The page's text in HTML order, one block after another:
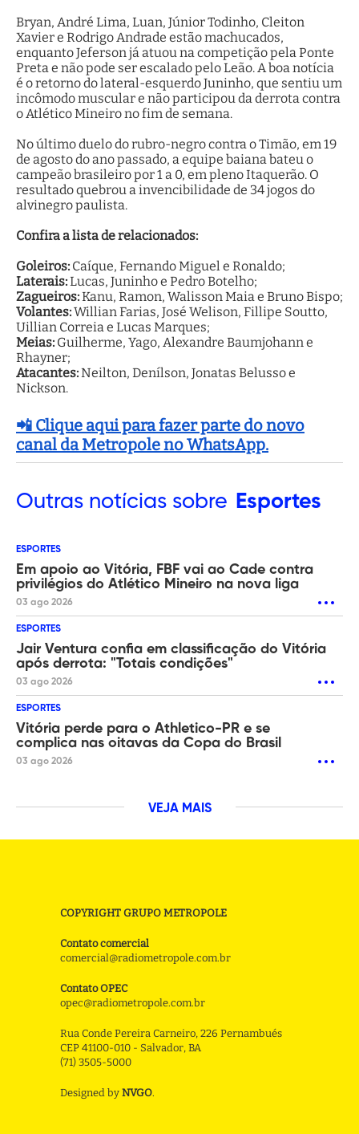
Bryan, André Lima, Luan, Júnior Todinho, Cleiton
Xavier e Rodrigo Andrade estão machucados,
enquanto Jeferson já atuou na competição pela Ponte
Preta e não pode ser escalado pelo Leão. A boa notícia
é o retorno do lateral-esquerdo Juninho, que sentiu um
incômodo muscular e não participou da derrota contra
o Atlético Mineiro no fim de semana.
No último duelo do rubro-negro contra o Timão, em 19
de agosto do ano passado, a equipe baiana bateu o
campeão brasileiro por 1 a 0, em pleno Itaquerão. O
resultado quebrou a invencibilidade de 34 jogos do
alvinegro paulista.
Confira a lista de relacionados:
Goleiros: Caíque, Fernando Miguel e Ronaldo;
Laterais:Lucas, Juninho e Pedro Botelho;
Zagueiros:Kanu, Ramon, Walisson Maia e Bruno Bispo;
Volantes:Willian Farias, José Welison, Fillipe Soutto,
Uillian Correia e Lucas Marques;
Meias: Guilherme, Yago, Alexandre Baumjohann e
Rhayner;
Atacantes:Neilton, Denílson, Jonatas Belusso e
Nickson.
📲 Clique aqui para fazer parte do novo
canal da Metropole no WhatsApp.
Outras notícias sobre Esportes
ESPORTES
Em apoio ao Vitória, FBF vai ao Cade contra
privilégios do Atlético Mineiro na nova liga
03 ago 2026
ESPORTES
Jair Ventura confia em classificação do Vitória
após derrota: "Totais condições"
03 ago 2026
ESPORTES
Vitória perde para o Athletico-PR e se
complica nas oitavas da Copa do Brasil
03 ago 2026
VEJA MAIS
COPYRIGHT GRUPO METROPOLE
Contato comercial
comercial@radiometropole.com.br
Contato OPEC
opec@radiometropole.com.br
Rua Conde Pereira Carneiro, 226 Pernambués
CEP 41100-010 - Salvador, BA
(71) 3505-5000
Designed by NVGO.